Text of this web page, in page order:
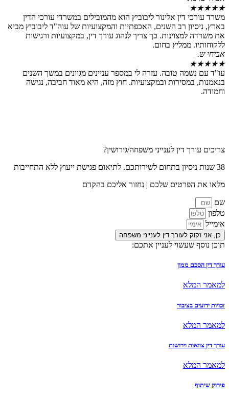
דין אלינור ליבוביץ הוא מהמובילים במשרדי עורכי הדין
רב השנים, האכפתיות והמקצועיות של עוה"ד ליבוביץ מביא
כך צריך לנהוג עורך דין, במקצועיות ורגישות
ממליץ בחום.
טובה. עזרה לי במספר עניינים מגוונים במשך השנים
ובמקצועיות. חוץ מזה, היא מאוד חביבה, נגישה
דין לענייני משפחה/גירושין?
שלכם | נחזור אליכם בהקדם
לעורך דין לענייני משפחה
שעשוי לעניין אתכם:
ממון
בציבור
וירושות